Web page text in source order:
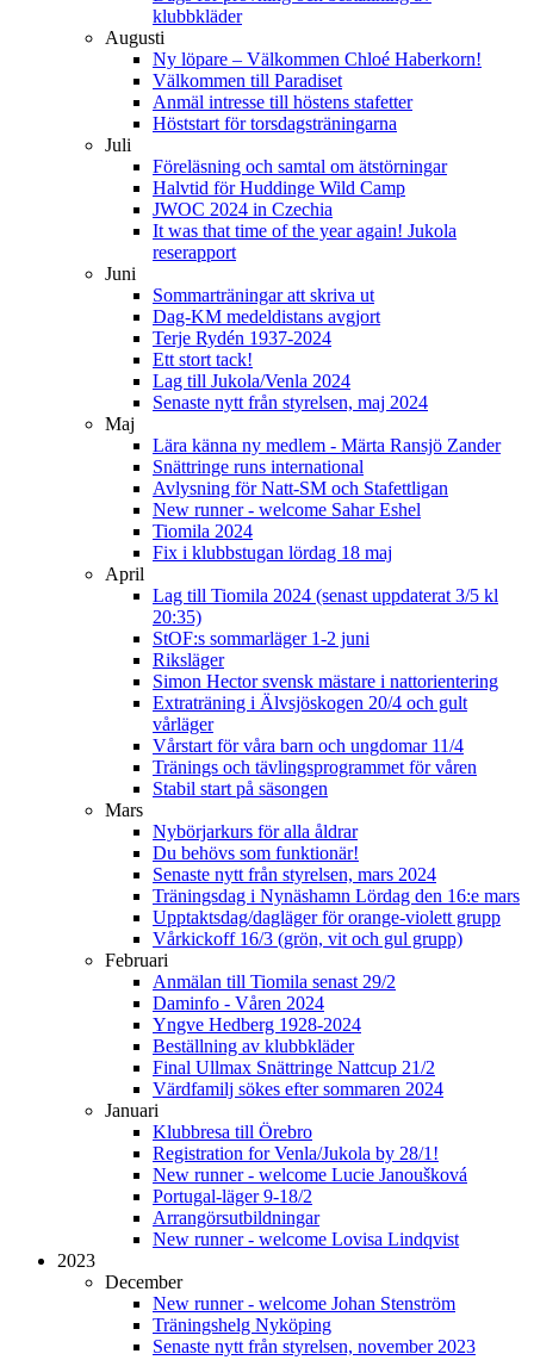
klubbkläder
Augusti
Ny löpare – Välkommen Chloé Haberkorn!
Välkommen till Paradiset
Anmäl intresse till höstens stafetter
Höststart för torsdagsträningarna
Juli
Föreläsning och samtal om ätstörningar
Halvtid för Huddinge Wild Camp
JWOC 2024 in Czechia
It was that time of the year again! Jukola
reserapport
Juni
Sommarträningar att skriva ut
Dag-KM medeldistans avgjort
Terje Rydén 1937-2024
Ett stort tack!
Lag till Jukola/Venla 2024
Senaste nytt från styrelsen, maj 2024
Maj
Lära känna ny medlem - Märta Ransjö Zander
Snättringe runs international
Avlysning för Natt-SM och Stafettligan
New runner - welcome Sahar Eshel
Tiomila 2024
Fix i klubbstugan lördag 18 maj
April
Lag till Tiomila 2024 (senast uppdaterat 3/5 kl
20:35)
StOF:s sommarläger 1-2 juni
Riksläger
Simon Hector svensk mästare i nattorientering
Extraträning i Älvsjöskogen 20/4 och gult
vårläger
Vårstart för våra barn och ungdomar 11/4
Tränings och tävlingsprogrammet för våren
Stabil start på säsongen
Mars
Nybörjarkurs för alla åldrar
Du behövs som funktionär!
Senaste nytt från styrelsen, mars 2024
Träningsdag i Nynäshamn Lördag den 16:e mars
Upptaktsdag/dagläger för orange-violett grupp
Vårkickoff 16/3 (grön, vit och gul grupp)
Februari
Anmälan till Tiomila senast 29/2
Daminfo - Våren 2024
Yngve Hedberg 1928-2024
Beställning av klubbkläder
Final Ullmax Snättringe Nattcup 21/2
Värdfamilj sökes efter sommaren 2024
Januari
Klubbresa till Örebro
Registration for Venla/Jukola by 28/1!
New runner - welcome Lucie Janoušková
Portugal-läger 9-18/2
Arrangörsutbildningar
New runner - welcome Lovisa Lindqvist
2023
December
New runner - welcome Johan Stenström
Träningshelg Nyköping
Senaste nytt från styrelsen, november 2023